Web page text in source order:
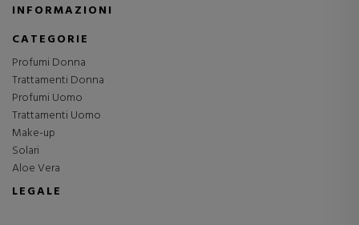
INFORMAZIONI
CATEGORIE
Profumi Donna
Trattamenti Donna
Profumi Uomo
Trattamenti Uomo
Make-up
Solari
Aloe Vera
LEGALE